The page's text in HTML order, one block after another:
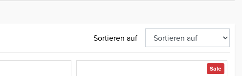
Sortieren auf
Sale